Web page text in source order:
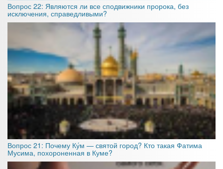
Вопрос 22: Являются ли все сподвижники пророка, без
исключения, справедливыми?
Вопрос 21: Почему Ку́м — святой город? Кто такая Фатима
Мусима, похороненная в Куме?